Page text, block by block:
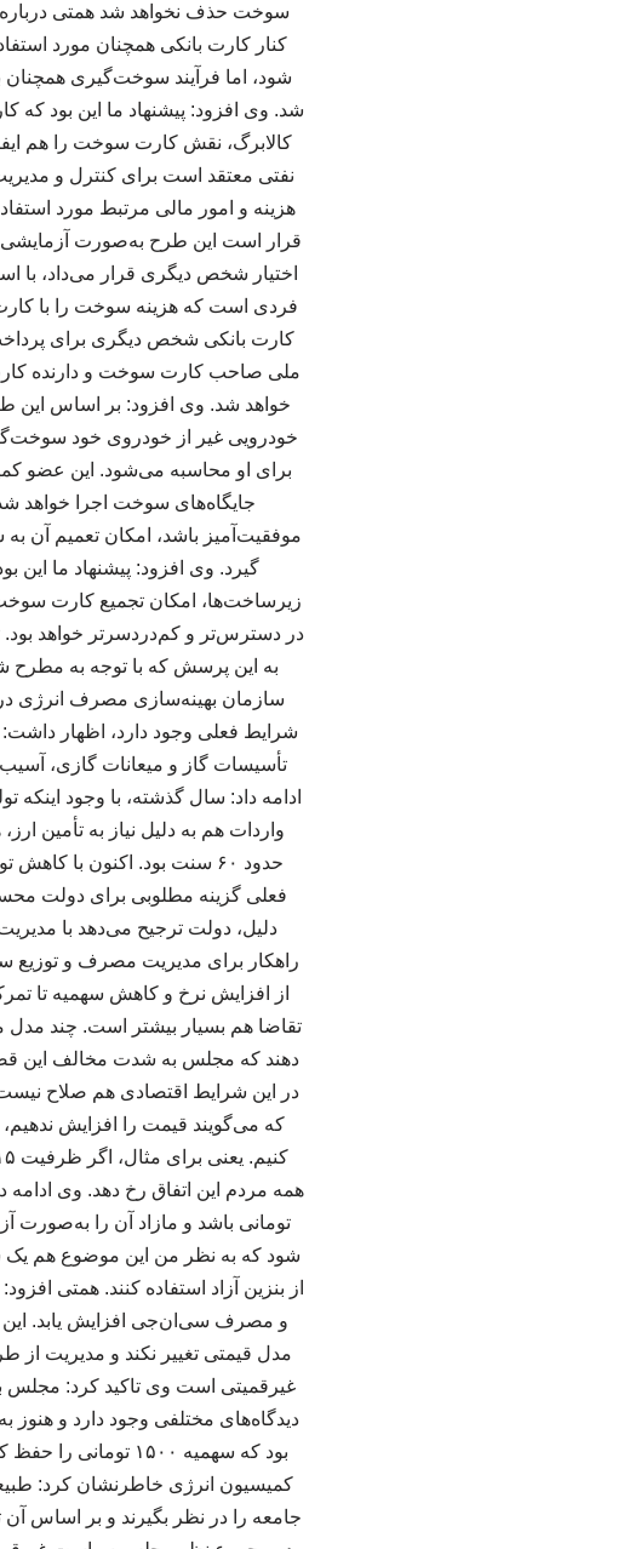
سوخت حذف نخواهد شد همتی
کنار کارت بانکی همچنان مورد
شود، اما فرآیند سوخت‌گیری
شد. وی افزود: پیشنهاد ما این بود که
کالابرگ، نقش کارت سوخت را هم
نفتی معتقد است برای کنترل و
هزینه و امور مالی مرتبط مورد
قرار است این طرح به‌صورت
اختیار شخص دیگری قرار می‌داد، با
فردی است که هزینه سوخت را با
کارت بانکی شخص دیگری برای
خودرویی غیر از خودروی خود
برای او محاسبه می‌شود. این عضو
جایگاه‌های سوخت اجرا خواهد شد
موفقیت‌آمیز باشد، امکان تعمیم آن
گیرد. وی افزود: پیشنهاد ما
زیرساخت‌ها، امکان تجمیع کارت
به این پرسش که با توجه به
سازمان بهینه‌سازی مصرف انرژی
شرایط فعلی وجود دارد، اظهار
واردات هم به دلیل نیاز به تأمین
حدود ۶۰ سنت بود. اکنون با
فعلی گزینه مطلوبی برای دولت
دلیل، دولت ترجیح می‌دهد با
راهکار برای مدیریت مصرف و
تقاضا هم بسیار بیشتر است. چند مدل
دهند که مجلس به شدت مخالف این
در این شرایط اقتصادی هم صلاح
که می‌گویند قیمت را افزایش
شود که به نظر من این موضوع هم یک
از بنزین آزاد استفاده کنند. همتی
و مصرف سی‌ان‌جی افزایش یابد. این
مدل قیمتی تغییر نکند و مدیریت
غیرقمیتی است وی تاکید کرد: مجلس
دیدگاه‌های مختلفی وجود دارد و هنوز
بود که سهمیه ۱۵۰۰
کمیسیون انرژی خاطرنشان کرد:
جامعه را در نظر بگیرند و بر اساس آن